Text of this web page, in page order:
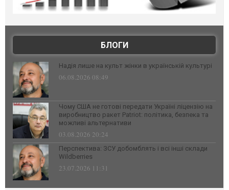
БЛОГИ
Надія лише на культ жінки в українській культурі
06.08.2026 08:49
Чому США не готові передати Україні ліцензію на
виробництво ракет Patriot: політика, безпека та
можливі альтернативи
03.08.2026 20:24
Перспектива: ЗСУ добомблять і всі інші склади
Wildberries
23.07.2026 11:31